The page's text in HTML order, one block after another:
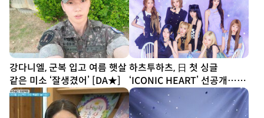
강다니엘, 군복 입고 여름 햇살
같은 미소 ‘잘생겼어’ [DA★]
하츠투하츠, 日 첫 싱글
‘ICONIC HEART’ 선공개…짜
릿한 설렘 담았다